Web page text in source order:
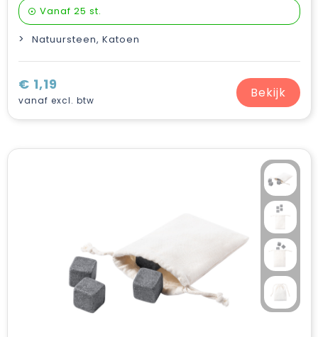
Vanaf 25 st.
Natuursteen, Katoen
€ 1,19
vanaf excl. btw Bekijk